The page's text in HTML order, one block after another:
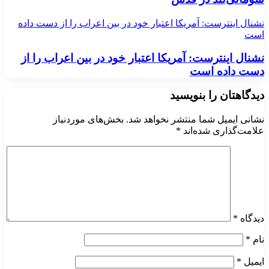
نشنال اینترست: آمریکا اعتبار خود در بین اعراب را از دست داده
است
نشنال اینترست: آمریکا اعتبار خود در بین اعراب را از
دست داده است
دیدگاهتان را بنویسید
نشانی ایمیل شما منتشر نخواهد شد. بخش‌های موردنیاز
علامت‌گذاری شده‌اند *
دیدگاه *
نام *
ایمیل *